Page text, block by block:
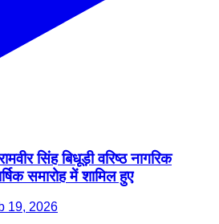
सिंह बिधूड़ी वरिष्ठ नागरिक
समारोह में शामिल हुए
19, 2026